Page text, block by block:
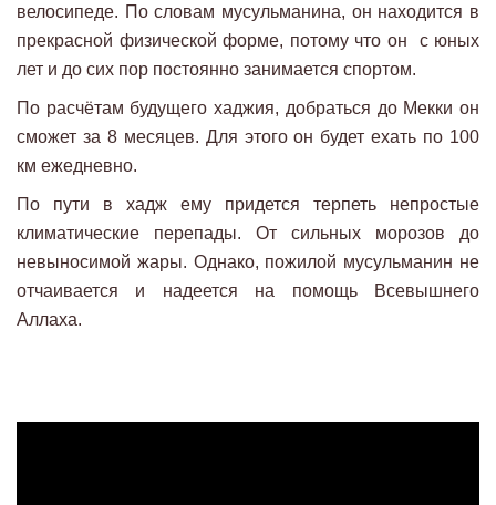
велосипеде. По словам мусульманина, он находится в
прекрасной физической форме, потому что он с юных
лет и до сих пор постоянно занимается спортом.
По расчётам будущего хаджия, добраться до Мекки он
сможет за 8 месяцев. Для этого он будет ехать по 100
км ежедневно.
По пути в хадж ему придется терпеть непростые
климатические перепады. От сильных морозов до
невыносимой жары. Однако, пожилой мусульманин не
отчаивается и надеется на помощь Всевышнего
Аллаха.